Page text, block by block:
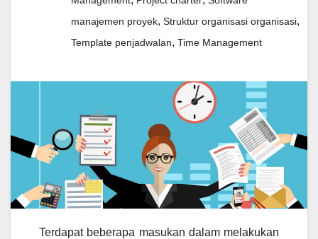
manajemen proyek, Struktur organisasi organisasi,
Template penjadwalan, Time Management
Terdapat beberapa masukan dalam melakukan